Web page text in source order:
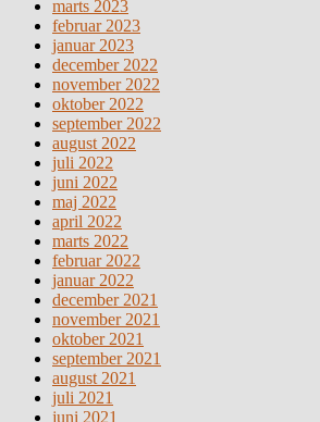
marts 2023
februar 2023
januar 2023
december 2022
november 2022
oktober 2022
september 2022
august 2022
juli 2022
juni 2022
maj 2022
april 2022
marts 2022
februar 2022
januar 2022
december 2021
november 2021
oktober 2021
september 2021
august 2021
juli 2021
juni 2021